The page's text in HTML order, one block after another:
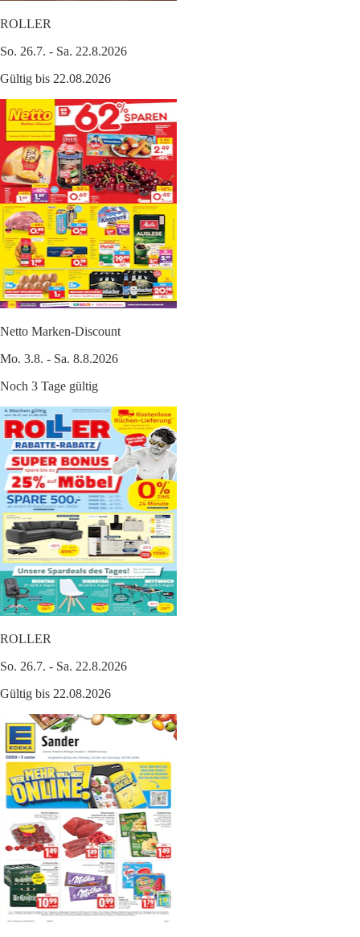
ROLLER
So. 26.7. - Sa. 22.8.2026
Gültig bis 22.08.2026
Netto Marken-Discount
Mo. 3.8. - Sa. 8.8.2026
Noch 3 Tage gültig
ROLLER
So. 26.7. - Sa. 22.8.2026
Gültig bis 22.08.2026